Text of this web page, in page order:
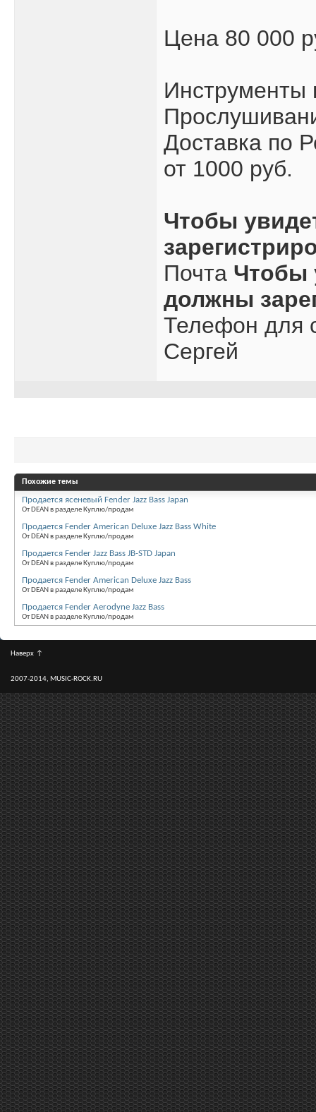
Цена 80 000
Инструменты
Доставка по
от 1000 руб.
Чтобы
Почта Чтобы
должны
Телефон для
Сергей
Похожие темы
Продается ясеневый Fender Jazz Bass Japan
От DEAN в разделе Куплю/продам
Продается Fender American Deluxe Jazz Bass White
От DEAN в разделе Куплю/продам
Продается Fender Jazz Bass JB-STD Japan
От DEAN в разделе Куплю/продам
Продается Fender American Deluxe Jazz Bass
От DEAN в разделе Куплю/продам
Продается Fender Aerodyne Jazz Bass
От DEAN в разделе Куплю/продам
Наверх ↑
2007-2014, MUSIC-ROCK.RU